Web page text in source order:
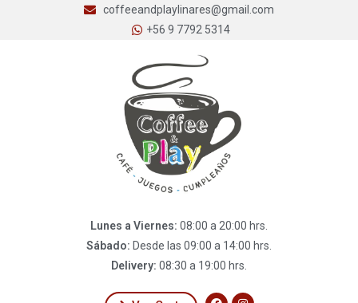
coffeeandplaylinares@gmail.com
+56 9 7792 5314
Lunes a Viernes: 08:00 a 20:00 hrs.
Sábado: Desde las 09:00 a 14:00 hrs.
Delivery: 08:30 a 19:00 hrs.